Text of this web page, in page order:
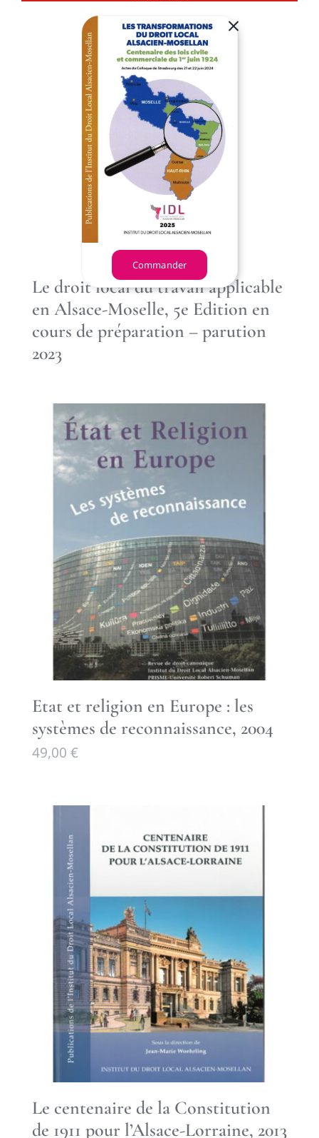
Le droit local du travail applicable
en Alsace-Moselle, 5e Edition en
cours de préparation – parution
2023
Etat et religion en Europe : les
systèmes de reconnaissance, 2004
49,00 €
Le centenaire de la Constitution
de 1911 pour l’Alsace-Lorraine, 2013
Commander